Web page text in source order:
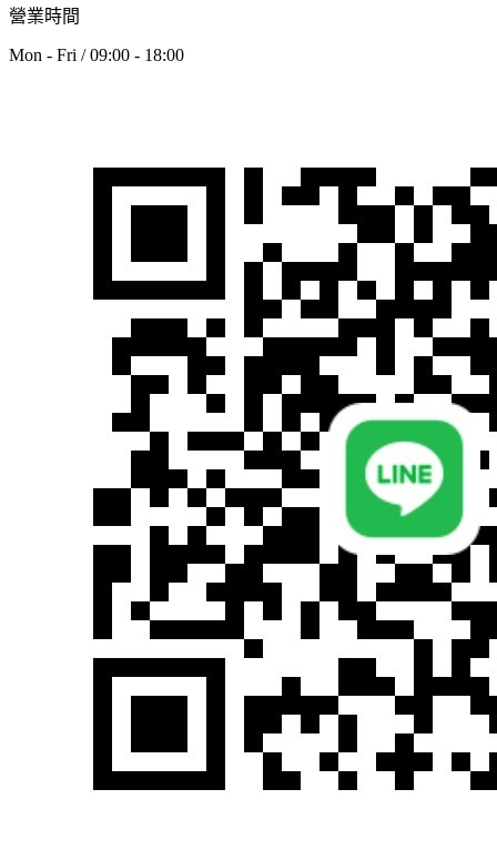
營業時間
Mon - Fri / 09:00 - 18:00